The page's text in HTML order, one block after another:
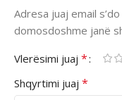
Adresa juaj email
domosdoshme janë
Vlerësimi juaj *
Shqyrtimi juaj *